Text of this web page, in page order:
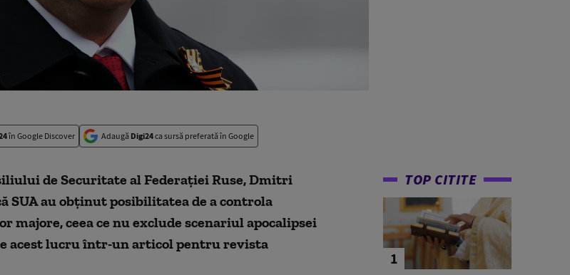
în Google Discover Adaugă Digi24ca sursă preferată în Google
de Securitate al Federației Ruse, Dmitri
SUA au obținut posibilitatea de a controla
majore, ceea ce nu exclude scenariul apocalipsei
acest lucru într-un articol pentru revista
TOP CITITE
1